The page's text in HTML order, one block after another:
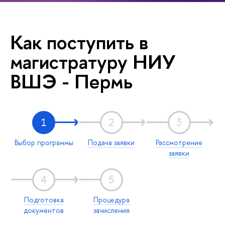
Как поступить в
магистратуру НИУ
ВШЭ - Пермь
1
Выбор программы
2
Подача заявки
3
Рассмотрение
заявки
4
Подготовка
документов
5
Процедура
зачисления